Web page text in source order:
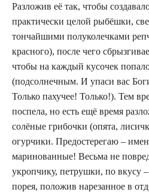
Разложив её так, чтобы
практически целой рыбёшки,
тончайшими полуколечками
красного), после чего
чтобы на каждый кусочек
(подсолнечным. И упаси вас
Только пахучее! Только!). Тем
поспела, но есть ещё время
солёные грибочки (опята,
огурчики. Предостерегаю –
маринованные! Весьма не
укропчику, петрушки, по вкусу
порея, положив нарезанное в